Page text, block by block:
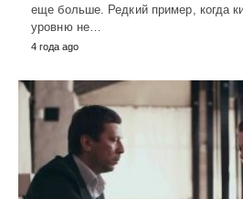
еще больше. Редкий пример, когда
уровню не…
4 года ago